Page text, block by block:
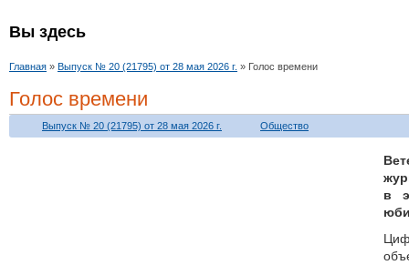
Вы здесь
Главная » Выпуск № 20 (21795) от 28 мая 2026 г. » Голос времени
Голос времени
Выпуск № 20 (21795) от 28 мая 2026 г. Общество
в